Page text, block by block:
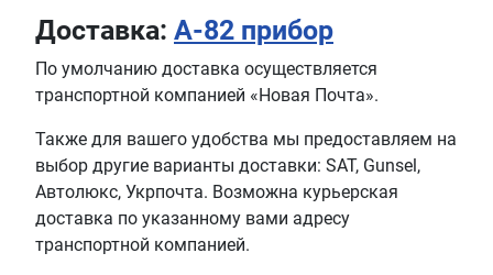
Доставка: А-82 прибор
По умолчанию доставка осуществляется
транспортной компанией «Новая Почта».
Также для вашего удобства мы предоставляем на
выбор другие варианты доставки: SAT, Gunsel,
Автолюкс, Укрпочта. Возможна курьерская
доставка по указанному вами адресу
транспортной компанией.